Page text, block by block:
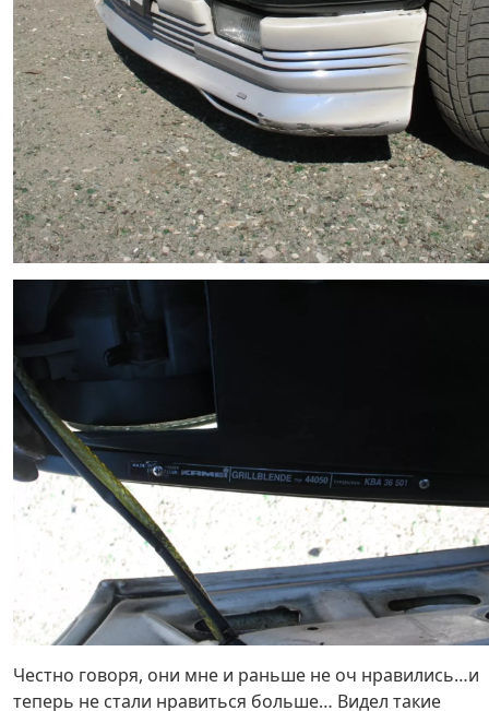
Честно говоря, они мне и раньше не оч нравились…и
теперь не стали нравиться больше… Видел такие